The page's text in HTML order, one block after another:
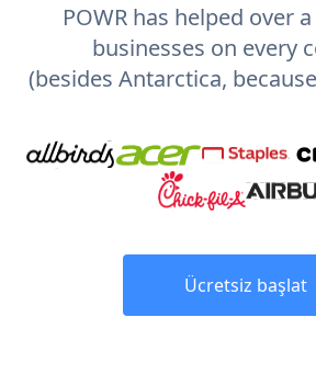
POWR has helped over
businesses on every
(besides Antarctica,
Ücretsiz başlat